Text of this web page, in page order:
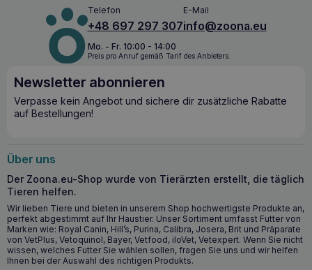
Harnstoff, die eine feuchtigkeitsspendende Wirkung auf die
Haut des Hundes haben. Sie bilden eine Lipidschicht, die
die Haut des Hundes schützt und sie weniger anfällig für
Reizungen macht. Der Hafer im Shampoo hat gründlich
feuchtigkeitsspendende und regenerierende
Baby- und Welpenshampoos.
Das Shampoo ist hervorragend geeignet, um Reizungen zu
lindern, die Haut effektiv von Schmutz zu befreien und dem
Das Pflegeprodukt ist für Welpen und Hunde mit Allergien
Das Shampoo eignet sich auch hervorragend für die Pflege
gesunder Hunde, um unangenehme Gerüche zu beseitigen.
Nach der Anwendung des Shampoos duftet das Haar Ihres
Hundes frisch und lässt sich leichter kämmen. Dies alles ist
dem Zusatz eines Conditioners zu verdanken, der die
Pflege Ihres Hundes nach dem Baden erleichtert.
Telefon
+48 697 297 307
E-Mail
info@zoona.eu
Mo. - Fr. 10:00 - 14:00
Preis pro Anruf gemäß Tarif des Anbieters.
Newsletter abonnieren
Verpasse kein Angebot und sichere dir zusätzliche Rabatte
auf Bestellungen!
Über uns
Der Zoona.eu-Shop wurde von Tierärzten erstellt, die täglich
Tieren helfen.
Wir lieben Tiere und bieten in unserem Shop hochwertigste Produkte an,
perfekt abgestimmt auf Ihr Haustier. Unser Sortiment umfasst Futter von
Marken wie: Royal Canin, Hill’s, Purina, Calibra, Josera, Brit und Präparate
von VetPlus, Vetoquinol, Bayer, Vetfood, iloVet, Vetexpert. Wenn Sie nicht
wissen, welches Futter Sie wählen sollen, fragen Sie uns und wir helfen
Ihnen bei der Auswahl des richtigen Produkts.